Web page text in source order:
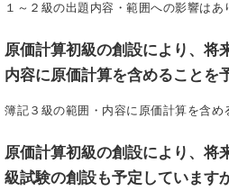
１～２級の出題内容・範囲への影響はあ
原価計算初級の創設により、将
内容に原価計算を含めることを
簿記３級の範囲・内容に原価計算を含め
原価計算初級の創設により、将
級試験の創設も予定しています